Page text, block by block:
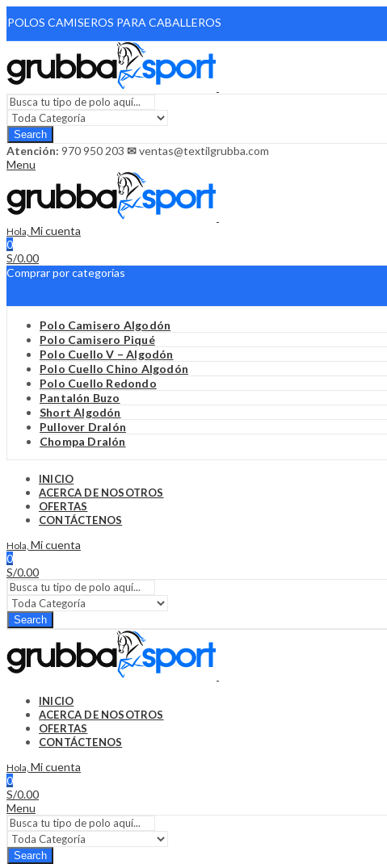
POLOS CAMISEROS PARA CABALLEROS
970950203
ENTREGA DOMICILIO
Search
Atención: 970 950 203 ✉ventas@textilgrubba.com
Menu
Hola, Mi cuenta
0
S/0.00
Comprar por categorías
Polo Camisero Algodón
Polo Camisero Piqué
Polo Cuello V – Algodón
Polo Cuello Chino Algodón
Polo Cuello Redondo
Pantalón Buzo
Short Algodón
Pullover Dralón
Chompa Dralón
INICIO
ACERCA DE NOSOTROS
OFERTAS
CONTÁCTENOS
Hola, Mi cuenta
0
S/0.00
Search
INICIO
ACERCA DE NOSOTROS
OFERTAS
CONTÁCTENOS
Hola, Mi cuenta
0
S/0.00
Menu
Search